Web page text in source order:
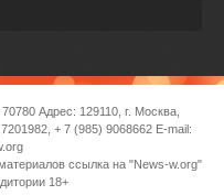
Адрес: 129110, г. Москва,
+ 7 (985) 9068662 E-mail:
ссылка на "News-w.org"
18+